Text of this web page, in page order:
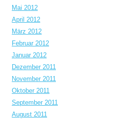
Mai 2012
April 2012
März 2012
Februar 2012
Januar 2012
Dezember 2011
November 2011
Oktober 2011
September 2011
August 2011